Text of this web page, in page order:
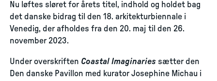
Nu løftes sløret for årets titel, indhold og holdet bag
det danske bidrag til den 18. arkitekturbiennale i
Venedig, der afholdes fra den 20. maj til den 26.
november 2023.
Under overskriften Coastal Imaginaries sætter den
Den danske Pavillon med kurator Josephine Michau i